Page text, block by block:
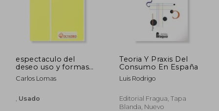
45%
dcto.
espectaculo del
deseo uso y formas
persuacion publica
Carlos Lomas
Usado
Teoria Y Praxis Del
Consumo En España
Luis Rodrigo
Editorial Fragua, Tapa
Blanda, Nuevo